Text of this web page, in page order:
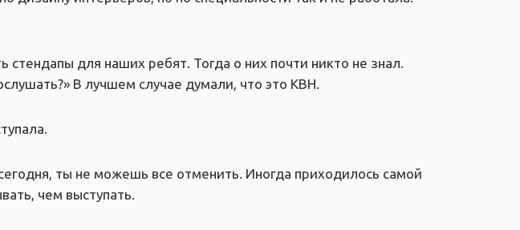
для наших ребят. Тогда о них почти никто не знал.
В лучшем случае думали, что это КВН.
ты не можешь все отменить. Иногда приходилось самой
чем выступать.